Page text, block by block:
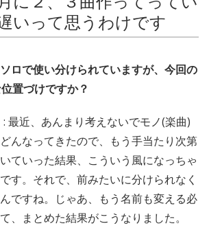
いって思うわけです
ロで使い分けられていますが、今回の
置づけですか？
: 最近、あんまり考えないでモノ(楽曲)
んなってきたので、もう手当たり次第
ていった結果、こういう風になっちゃ
す。それで、前みたいに分けられなく
ですね。じゃあ、もう名前も変える必
、まとめた結果がこうなりました。